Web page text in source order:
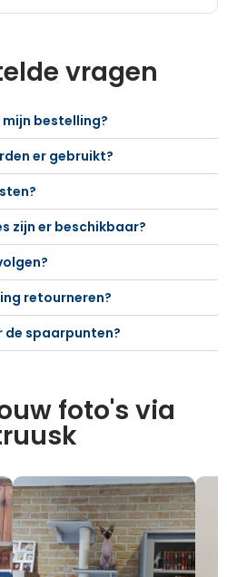
vragen
bestelling?
er gebruikt?
zijn er beschikbaar?
retourneren?
de spaarpunten?
foto's via